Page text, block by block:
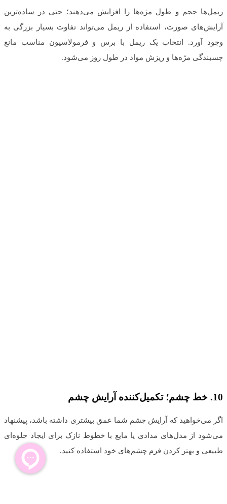
ریمل‌ها حجم و طول مژه‌ها را افزایش می‌دهند؛ حتی در ساده‌ترین
آرایش‌های صورت، استفاده از ریمل می‌تواند تفاوت بسیار بزرگی به
وجود آورد. انتخاب یک ریمل با برس و فرمولاسیون مناسب مانع
چسبندگی مژه‌ها و ریزش مواد در طول روز می‌شود.
10. خط چشم؛ تکمیل‌کننده آرایش چشم
اگر می‌خواهید که آرایش چشم شما عمق بیشتری داشته باشد، پیشنهاد
می‌شود از مدل‌های مدادی یا مایع با خطوط نازک برای ایجاد جلوه‌ای
طبیعی و بهتر کردن فرم چشم‌های خود استفاده کنید.